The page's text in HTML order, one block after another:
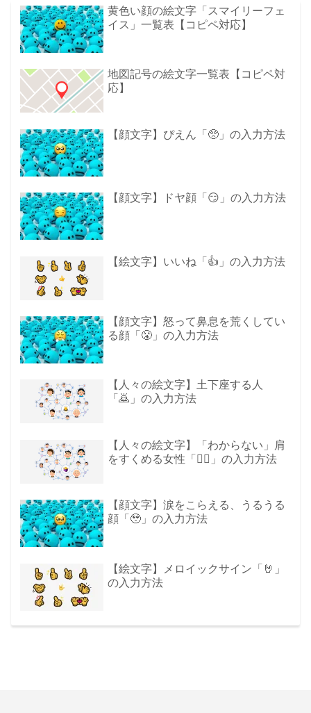
黄色い顔の絵文字「スマイリーフェ
イス」一覧表【コピペ対応】
地図記号の絵文字一覧表【コピペ対
応】
【顔文字】ぴえん「🥺」の入力方法
【顔文字】ドヤ顔「😏」の入力方法
【絵文字】いいね「👍」の入力方法
【顔文字】怒って鼻息を荒くしてい
る顔「😤」の入力方法
【人々の絵文字】土下座する人
「🙇」の入力方法
【人々の絵文字】「わからない」肩
をすくめる女性「🤷‍♀️」の入力方法
【顔文字】涙をこらえる、うるうる
顔「🥹」の入力方法
【絵文字】メロイックサイン「🤘」
の入力方法